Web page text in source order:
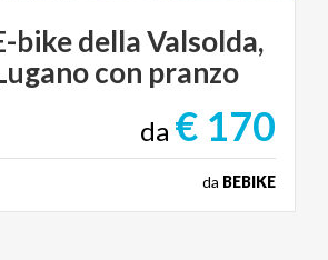
bikedellaValsolda,
con pranzo
da € 170
da BEBIKE